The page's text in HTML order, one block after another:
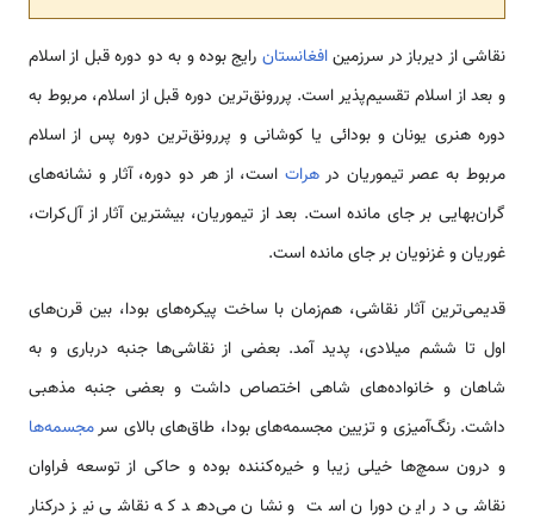
نقاشی از دیرباز در سرزمینافغانستان رایج بوده و به دو دوره قبل از اسلام
و بعد از اسلام تقسیم‌پذیر است. پررونق‌ترین دوره قبل از اسلام، مربوط به
دوره هنری یونان و بودائی یا کوشانی و پررونق‌ترین دوره پس از اسلام
مربوط به عصر تیموریان در هراتاست، از هر دو دوره، آثار و نشانه‌های
گران‌بهایی بر جای مانده است. بعد از تیموریان، بیشترین آثار از آل‌کرات،
غوریان و غزنویان بر جای مانده است.
قدیمی‌ترین آثار نقاشی، هم‌زمان با ساخت پیکره‌های بودا، بین قرن‌های
اول تا ششم میلادی، پدید آمد. بعضی از نقاشی‌ها جنبه درباری و به
شاهان و خانواده‌های شاهی اختصاص داشت و بعضی جنبه مذهبی
داشت. رنگ‌آمیزی و تزیین مجسمه‌های بودا، طاق‌های بالای سرمجسمه‌ها
و درون سمچ‌ها خیلی زیبا و خیره‌کننده بوده و حاکی از توسعه فراوان
نقاشی در این دوران است و نشان می‌دهد که نقاشی نیز درکنار